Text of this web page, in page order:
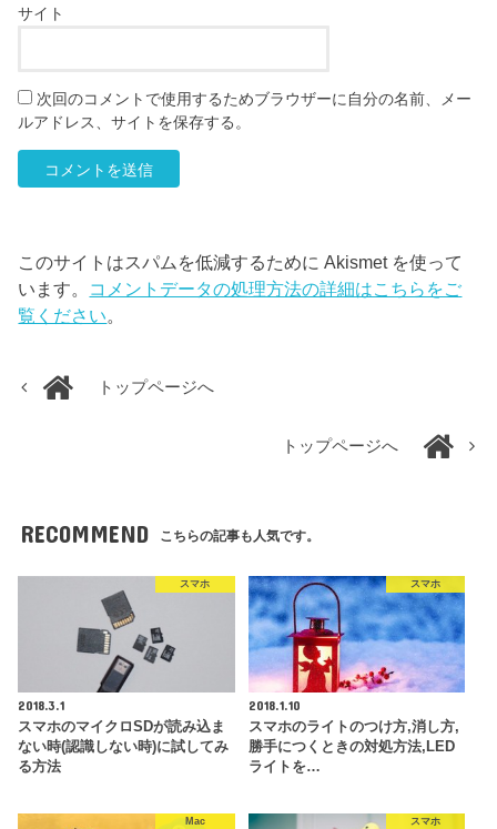
サイト
次回のコメントで使用するためブラウザーに自分の名前、メー
ルアドレス、サイトを保存する。
このサイトはスパムを低減するために Akismet を使って
います。 コメントデータの処理方法の詳細はこちらをご
覧ください。
トップページへ
トップページへ
RECOMMEND こちらの記事も人気です。
スマホ
2018.3.1
スマホのマイクロSDが読み込ま
ない時(認識しない時)に試してみ
る方法
スマホ
2018.1.10
スマホのライトのつけ方,消し方,
勝手につくときの対処方法,LED
ライトを…
Mac スマホ